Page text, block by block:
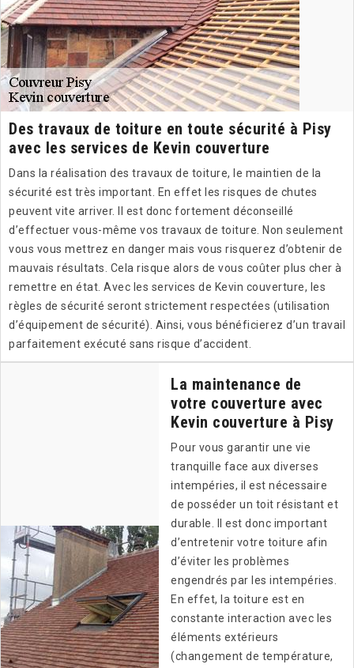
Des travaux de toiture en toute sécurité à Pisy
avec les services de Kevin couverture
Dans la réalisation des travaux de toiture, le maintien de la
sécurité est très important. En effet les risques de chutes
peuvent vite arriver. Il est donc fortement déconseillé
d’effectuer vous-même vos travaux de toiture. Non seulement
vous vous mettrez en danger mais vous risquerez d’obtenir de
mauvais résultats. Cela risque alors de vous coûter plus cher à
remettre en état. Avec les services de Kevin couverture, les
règles de sécurité seront strictement respectées (utilisation
d’équipement de sécurité). Ainsi, vous bénéficierez d’un travail
parfaitement exécuté sans risque d’accident.
La maintenance de
votre couverture avec
Kevin couverture à Pisy
Pour vous garantir une vie
tranquille face aux diverses
intempéries, il est nécessaire
de posséder un toit résistant et
durable. Il est donc important
d’entretenir votre toiture afin
d’éviter les problèmes
engendrés par les intempéries.
En effet, la toiture est en
constante interaction avec les
éléments extérieurs
(changement de température,